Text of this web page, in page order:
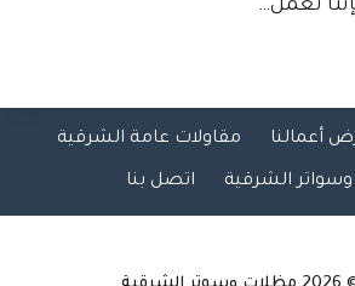
نعمل…
أعمالنا مقاولات عامة الشرقية
الشرقية اتصل بنا